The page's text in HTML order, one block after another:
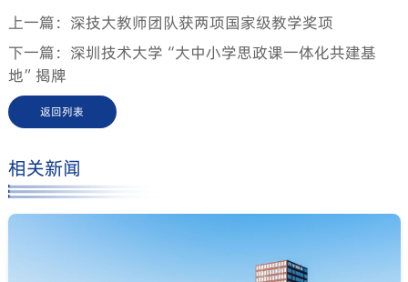
上一篇：深技大教师团队获两项国家级教学奖项
下一篇：深圳技术大学“大中小学思政课一体化共建基
地”揭牌
返回列表
相关新闻